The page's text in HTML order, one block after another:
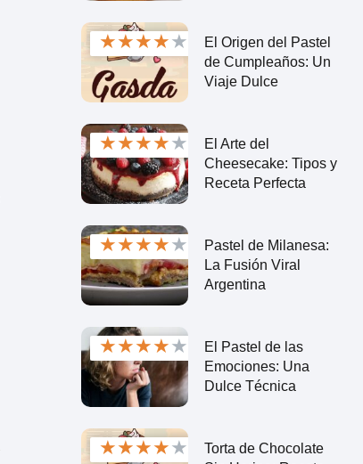
★★★★★
El Origen del Pastel
de Cumpleaños: Un
Viaje Dulce
★★★★★
El Arte del
Cheesecake: Tipos y
Receta Perfecta
★★★★★
Pastel de Milanesa:
La Fusión Viral
Argentina
★★★★★
El Pastel de las
Emociones: Una
Dulce Técnica
★★★★★
Torta de Chocolate